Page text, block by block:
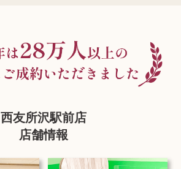
西友所沢駅前店
店舗情報